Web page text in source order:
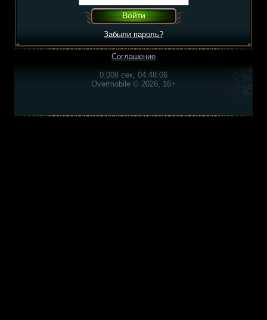
Забыли пароль?
Соглашение
0.008 сек, 04:48:06
Overmobile © 2026, 16+